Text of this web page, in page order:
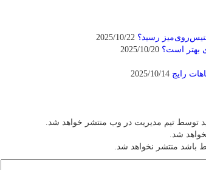
بهتر است؟
رایج
توسط تیم مدیریت در وب منتشر خواهد شد.
شد.
باشد منتشر نخواهد شد.